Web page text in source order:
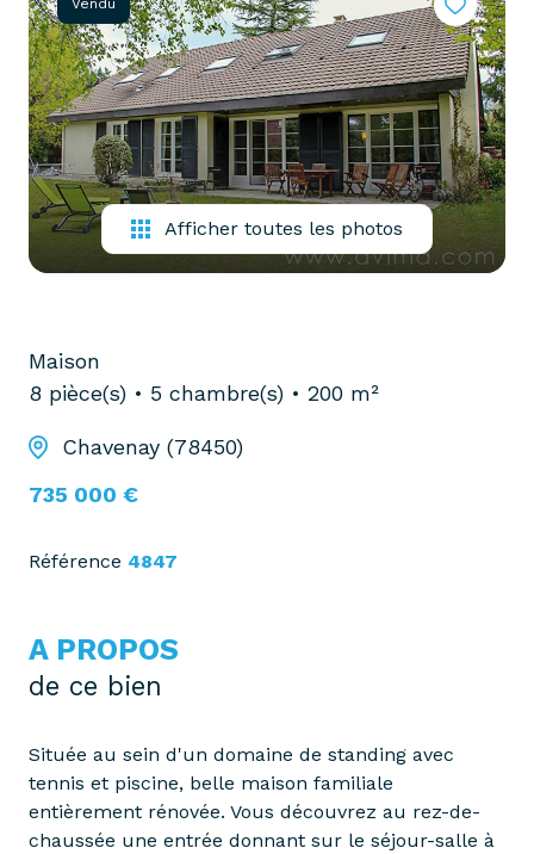
confiez-
nous
votre
recherche
acheter
biens
pro
partenaires
gestion
locative
vendre
mon
bien
recherche
Vendu
Afficher toutes les photos
Maison
8 pièce(s)
5 chambre(s) 200 m²
Chavenay (78450)
735 000 €
Référence 4847
A PROPOS
de ce bien
Située au sein d'un domaine de standing avec
tennis et piscine, belle maison familiale
entièrement rénovée. Vous découvrez au rez-de-
chaussée une entrée donnant sur le séjour-salle à